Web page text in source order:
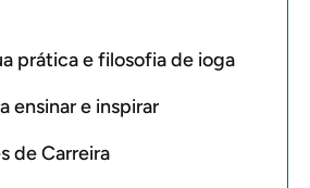
prática e filosofia de ioga
ensinar e inspirar
de Carreira